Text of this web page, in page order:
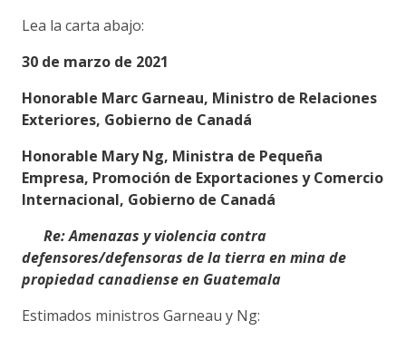
Lea la carta abajo:
30 de marzo de 2021
Honorable Marc Garneau, Ministro de Relaciones
Exteriores, Gobierno de Canadá
Honorable Mary Ng, Ministra de Pequeña
Empresa, Promoción de Exportaciones y Comercio
Internacional, Gobierno de Canadá
Re: Amenazas y violencia contra
defensores/defensoras de la tierra en mina de
propiedad canadiense en Guatemala
Estimados ministros Garneau y Ng: